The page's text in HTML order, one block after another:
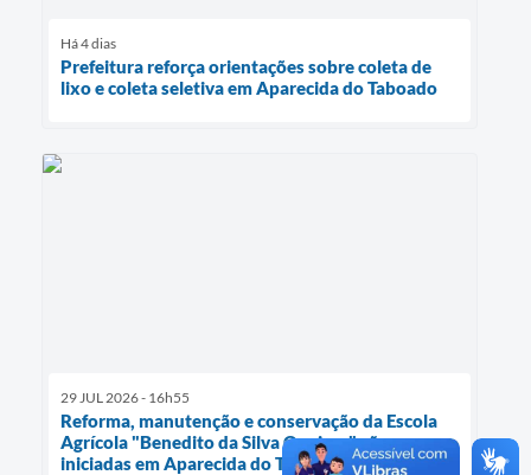
Há 4 dias
Prefeitura reforça orientações sobre coleta de
lixo e coleta seletiva em Aparecida do Taboado
29 JUL 2026 - 16h55
Reforma, manutenção e conservação da Escola
Agrícola "Benedito da Silva Queiroz" são
iniciadas em Aparecida do Taboado